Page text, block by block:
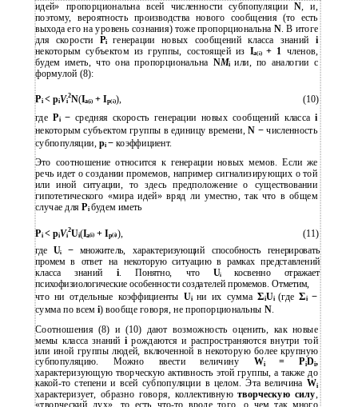
идей» пропорциональна всей численности субпопуляцииN , и,
поэтому, вероятность производства нового сообщения (то есть
выхода его на уровень сознания) тоже пропорциональна N. В итоге
для скорости Piгенерации новых сообщений класса знаний i
некоторым субъектом из группы, состоящей из Ia(i)+ 1 членов,
будем иметь, что она пропорциональна NMiили, по аналогии с
формулой (8):
Pi < piVi
2N(Ia(i) + Ip(i)),
(10)
гдеPi −средняя скорость генерации новых сообщений классаi
некоторым субъектом группы в единицу времени,N −численность
субпопуляции, pi −коэффициент.
Это соотношение относится к генерации новых мемов. Если же
речь идет о создании промемов, например сигнализирующих о той
или иной ситуации, то здесь предположение о существовании
гипотетического «мира идей» вряд ли уместно, так что в общем
случае дляPi будем иметь
Pi < piVi
2Ui(Ia(i) + Ip(i)), (11)
гдеUi −множитель, характеризующий способность генерировать
промем в ответ на некоторую ситуацию в рамках представлений
класса знаний i. Понятно, что Ui косвенно отражает
психофизиологические особенности создателей промемов. Отметим,
что ни отдельные коэффициенты Ui ни их сумма ΣiUi(гдеΣi −
сумма по всемi) вообще говоря, не пропорциональны N.
Соотношения (8) и (10) дают возможность оценить, как новые
мемы класса знаний iрождаются и распространяются внутри той
или иной группы людей, включенной в некоторую более крупную
субпопуляцию. Можно ввести величину Wi = PiDi,
характеризующую творческую активность этой группы, а также до
какой-то степени и всей субпопуляции в целом. Эта величина Wi
характеризует, образно говоря, коллективнуютворческую силу,